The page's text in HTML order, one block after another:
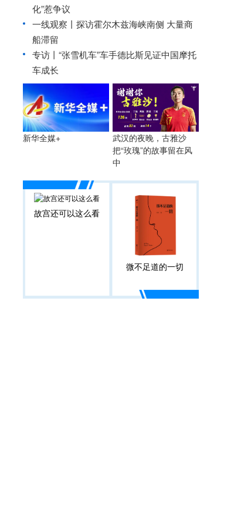
化”惹争议
一线观察丨探访霍尔木兹海峡南侧 大量商
船滞留
专访丨“张雪机车”车手德比斯见证中国摩托
车成长
新华全媒+
武汉的夜晚，古雅沙
把“玫瑰”的故事留在风
中
故宫还可以这么看
微不足道的一切